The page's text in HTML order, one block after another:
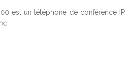
est un téléphone de conférence IP